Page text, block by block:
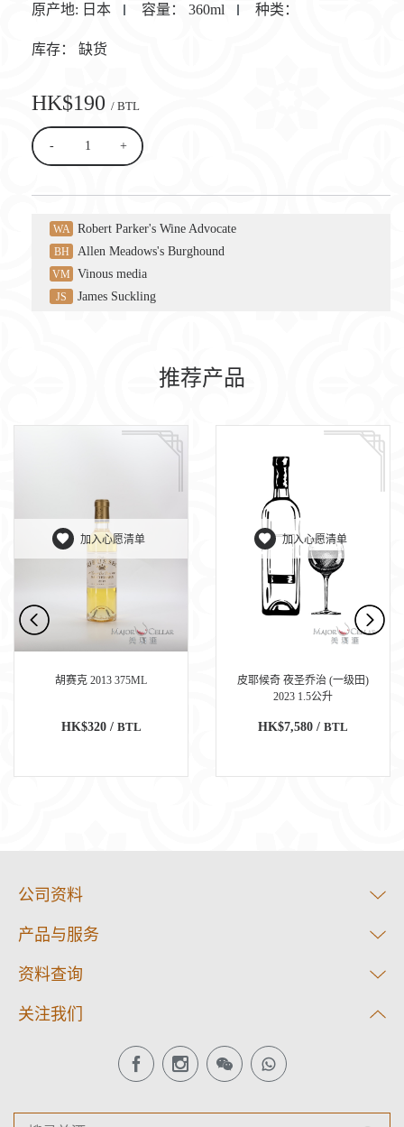
原产地: 日本 容量： 360ml 种类：
库存： 缺货
HK$190 / BTL
- +
WA Robert Parker's Wine Advocate
BH Allen Meadows's Burghound
VM Vinous media
JS James Suckling
推荐产品
加入心愿清单
胡赛克 2013 375ML
HK$320 / BTL
加入心愿清单
皮耶候奇 夜圣乔治 (一级田)
2023 1.5公升
HK$7,580 / BTL
公司资料
产品与服务
资料查询
关注我们